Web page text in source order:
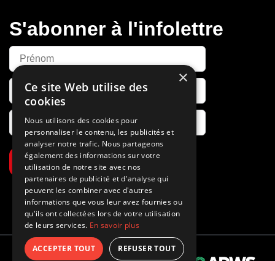
S'abonner à l'infolettre
S’abonner
×
Ce site Web utilise des
cookies
Nous utilisons des cookies pour
personnaliser le contenu, les publicités et
analyser notre trafic. Nous partageons
également des informations sur votre
utilisation de notre site avec nos
partenaires de publicité et d'analyse qui
peuvent les combiner avec d'autres
informations que vous leur avez fournies ou
qu'ils ont collectées lors de votre utilisation
de leurs services. En savoir plus
ACCEPTER TOUT REFUSER TOUT